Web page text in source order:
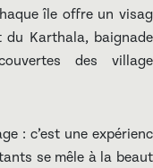
île offre un
Karthala,
des
: c’est une
se mêle à la